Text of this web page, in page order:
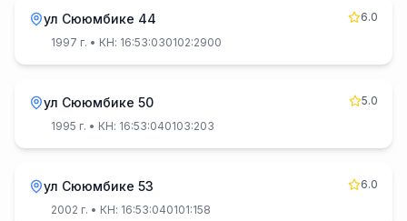
ул Сююмбике 44
6.0
1997 г. • КН: 16:53:030102:2900
ул Сююмбике 50
5.0
1995 г. • КН: 16:53:040103:203
ул Сююмбике 53
6.0
2002 г. • КН: 16:53:040101:158